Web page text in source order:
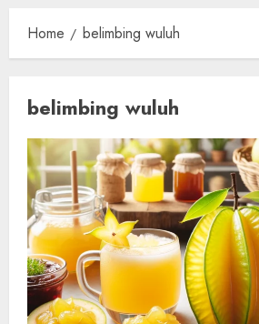
Home belimbing wuluh
belimbing wuluh